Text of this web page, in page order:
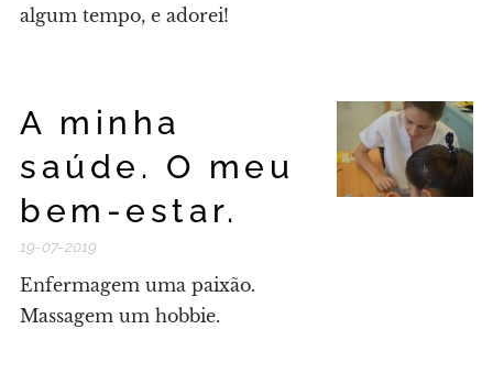
algum tempo, e adorei!
A minha
saúde. O meu
bem-estar.
19-07-2019
Enfermagem uma paixão.
Massagem um hobbie.